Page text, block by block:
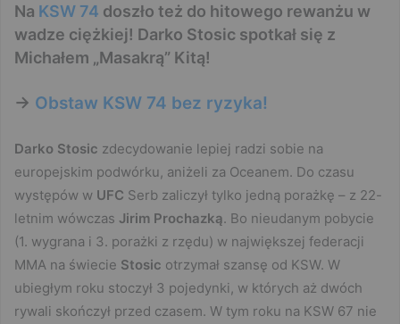
Na KSW 74 doszło też do hitowego rewanżu w
wadze ciężkiej! Darko Stosic spotkał się z
Michałem „Masakrą” Kitą!
-> Obstaw KSW 74 bez ryzyka!
Darko Stosic zdecydowanie lepiej radzi sobie na
europejskim podwórku, aniżeli za Oceanem. Do czasu
występów w UFC Serb zaliczył tylko jedną porażkę – z 22-
letnim wówczas Jirim Prochazką. Bo nieudanym pobycie
(1. wygrana i 3. porażki z rzędu) w największej federacji
MMA na świecie Stosic otrzymał szansę od KSW. W
ubiegłym roku stoczył 3 pojedynki, w których aż dwóch
rywali skończył przed czasem. W tym roku na KSW 67 nie